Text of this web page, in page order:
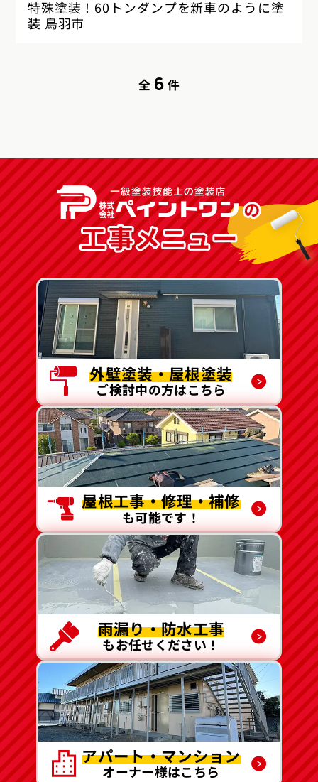
特殊塗装！60トンダンプを新車のように塗
装 鳥羽市
全 6 件
外壁塗装・屋根塗装
ご検討中の方はこちら
屋根工事・修理・補修
も可能です！
雨漏り・防水工事
もお任せください！
アパート・マンション
オーナー様はこちら